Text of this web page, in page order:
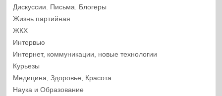
Дискуссии. Письма. Блогеры
Жизнь партийная
ЖКХ
Интервью
Интернет, коммуникации, новые технологии
Курьезы
Медицина, Здоровье, Красота
Наука и Образование